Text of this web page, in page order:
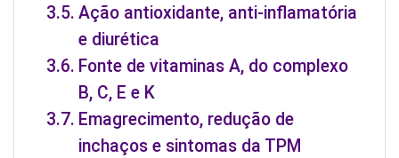
Ação antioxidante, anti-inflamatória
e diurética
Fonte de vitaminas A, do complexo
B, C, E e K
Emagrecimento, redução de
inchaços e sintomas da TPM